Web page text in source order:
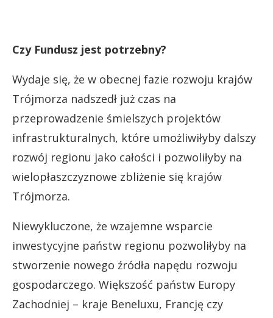
Czy Fundusz jest potrzebny?
Wydaje się, że w obecnej fazie rozwoju krajów
Trójmorza nadszedł już czas na
przeprowadzenie śmielszych projektów
infrastrukturalnych, które umożliwiłyby dalszy
rozwój regionu jako całości i pozwoliłyby na
wielopłaszczyznowe zbliżenie się krajów
Trójmorza.
Niewykluczone, że wzajemne wsparcie
inwestycyjne państw regionu pozwoliłyby na
stworzenie nowego źródła napędu rozwoju
gospodarczego. Większość państw Europy
Zachodniej – kraje Beneluxu, Francję czy